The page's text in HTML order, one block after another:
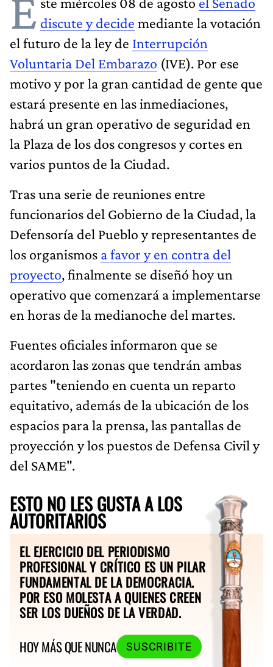
discute y decide mediante la votación
el futuro de la ley de Interrupción
Voluntaria Del Embarazo (IVE). Por ese
motivo y por la gran cantidad de gente que
estará presente en las inmediaciones,
habrá un gran operativo de seguridad en
la Plaza de los dos congresos y cortes en
varios puntos de la Ciudad.
Tras una serie de reuniones entre
funcionarios del Gobierno de la Ciudad, la
Defensoría del Pueblo y representantes de
los organismos a favor y en contra del
proyecto, finalmente se diseñó hoy un
operativo que comenzará a implementarse
en horas de la medianoche del martes.
Fuentes oficiales informaron que se
acordaron las zonas que tendrán ambas
partes "teniendo en cuenta un reparto
equitativo, además de la ubicación de los
espacios para la prensa, las pantallas de
proyección y los puestos de Defensa Civil y
del SAME".
ESTO NO LES GUSTA A LOS
AUTORITARIOS
EL EJERCICIO DEL PERIODISMO
PROFESIONAL Y CRÍTICO ES UN PILAR
FUNDAMENTAL DE LA DEMOCRACIA.
POR ESO MOLESTA A QUIENES CREEN
SER LOS DUEÑOS DE LA VERDAD.
HOY MÁS QUE NUNCA
SUSCRIBITE